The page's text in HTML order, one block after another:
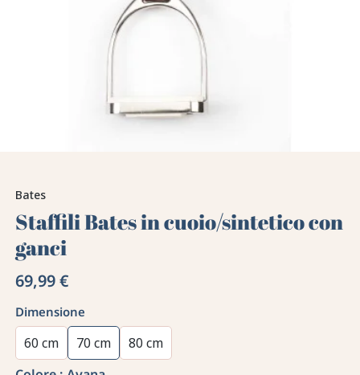
Bates
Staffili Bates in cuoio/sintetico con
ganci
69,99 €
Dimensione
60 cm 70 cm
80 cm